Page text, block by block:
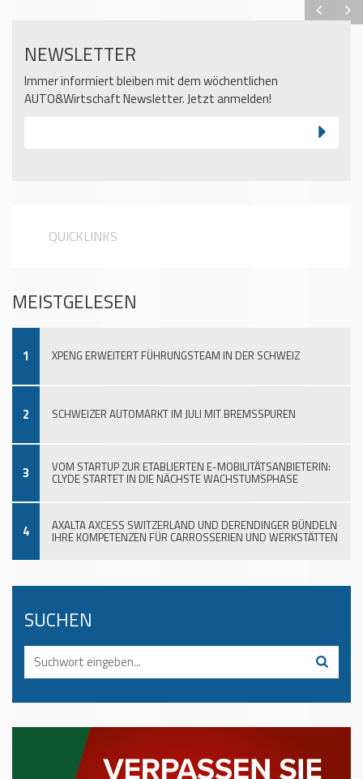
NEWSLETTER
Immer informiert bleiben mit dem wöchentlichen
AUTO&Wirtschaft Newsletter. Jetzt anmelden!
QUICKLINKS
MEISTGELESEN
1 XPENG ERWEITERT FÜHRUNGSTEAM IN DER SCHWEIZ
2 SCHWEIZER AUTOMARKT IM JULI MIT BREMSSPUREN
3 VOM STARTUP ZUR ETABLIERTEN E-MOBILITÄTSANBIETERIN:
CLYDE STARTET IN DIE NÄCHSTE WACHSTUMSPHASE
4 AXALTA AXCESS SWITZERLAND UND DERENDINGER BÜNDELN
IHRE KOMPETENZEN FÜR CARROSSERIEN UND WERKSTÄTTEN
SUCHEN